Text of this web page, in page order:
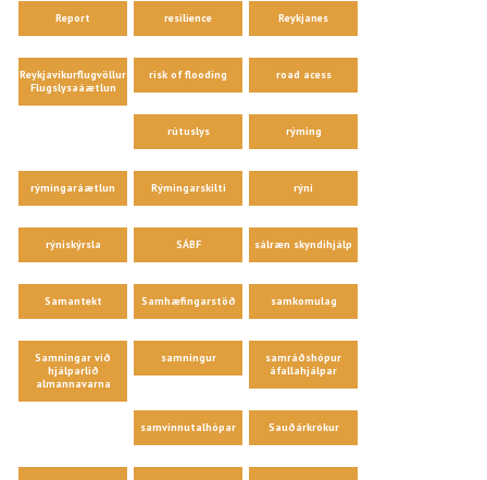
Report resilience Reykjanes
Reykjavíkurflugvöllur
Flugslysaáætlun
risk of flooding road acess
rútuslys rýming
rýmingaráætlun Rýmingarskilti rýni
rýniskýrsla SÁBF sálræn skyndihjálp
Samantekt Samhæfingarstöð samkomulag
Samningar við
hjálparlið
almannavarna
samningur
samráðshópur
áfallahjálpar
samvinnutalhópar Sauðárkrókur